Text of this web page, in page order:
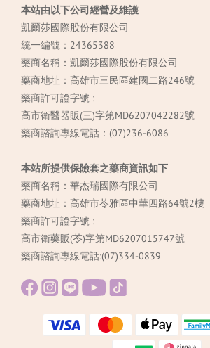
本站由以下公司經營及維護
凱爾莎國際股份有限公司
統一編號：24365388
藥商名稱：凱爾莎國際股份有限公司
藥商地址：高雄市三民區建國二路246號
藥商許可證字號 :
高市衛醫器販(三)字第MD6207042282號
藥商諮詢專線電話：(07)236-6086
本站所提供保險套之藥商資訊如下
藥商名稱：華杰瑞國際有限公司
藥商地址：高雄市苓雅區中華四路64號2樓
藥商許可證字號 :
高市衛藥販(苓)字第MD6207015747號
藥商諮詢專線電話:(07)334-0839